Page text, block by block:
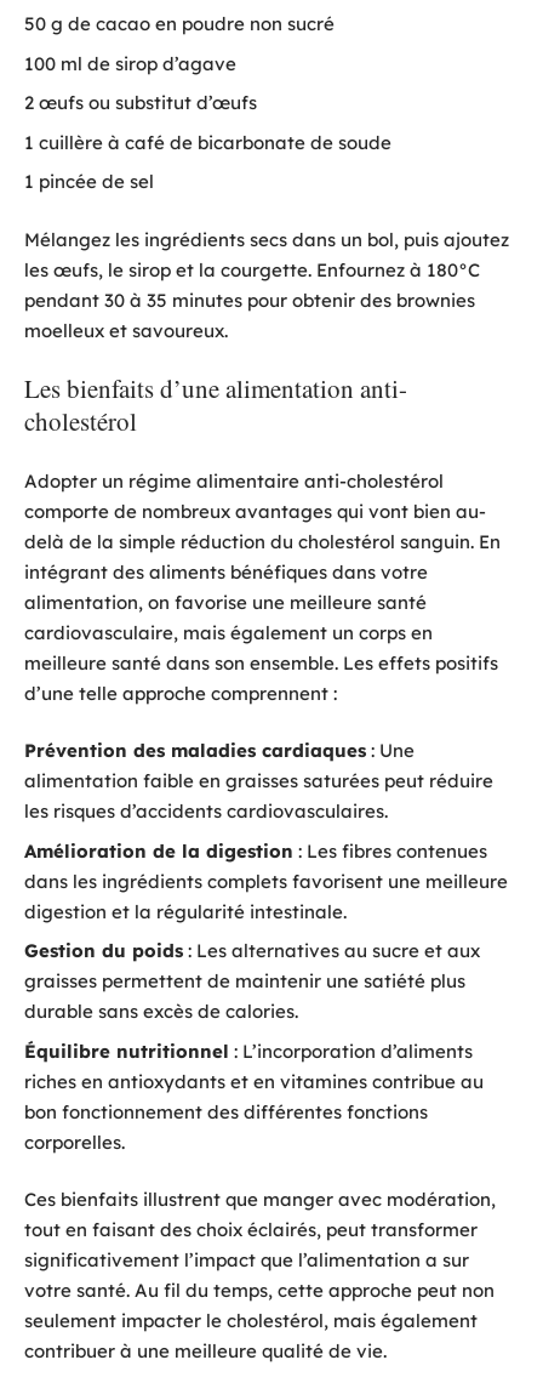
50 g de cacao en poudre non sucré
100 ml de sirop d’agave
2 œufs ou substitut d’œufs
1 cuillère à café de bicarbonate de soude
1 pincée de sel
Mélangez les ingrédients secs dans un bol, puis ajoutez
les œufs, le sirop et la courgette. Enfournez à 180°C
pendant 30 à 35 minutes pour obtenir des brownies
moelleux et savoureux.
Les bienfaits d’une alimentation anti-
cholestérol
Adopter un régime alimentaire anti-cholestérol
comporte de nombreux avantages qui vont bien au-
delà de la simple réduction du cholestérol sanguin. En
intégrant des aliments bénéfiques dans votre
alimentation, on favorise une meilleure santé
cardiovasculaire, mais également un corps en
meilleure santé dans son ensemble. Les effets positifs
d’une telle approche comprennent :
Prévention des maladies cardiaques : Une
alimentation faible en graisses saturées peut réduire
les risques d’accidents cardiovasculaires.
Amélioration de la digestion : Les fibres contenues
dans les ingrédients complets favorisent une meilleure
digestion et la régularité intestinale.
Gestion du poids : Les alternatives au sucre et aux
graisses permettent de maintenir une satiété plus
durable sans excès de calories.
Équilibre nutritionnel : L’incorporation d’aliments
riches en antioxydants et en vitamines contribue au
bon fonctionnement des différentes fonctions
corporelles.
Ces bienfaits illustrent que manger avec modération,
tout en faisant des choix éclairés, peut transformer
significativement l’impact que l’alimentation a sur
votre santé. Au fil du temps, cette approche peut non
seulement impacter le cholestérol, mais également
contribuer à une meilleure qualité de vie.